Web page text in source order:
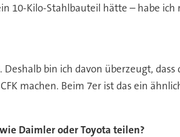
10-Kilo-Stahlbauteil hätte – habe
bin ich davon überzeugt, dass
machen. Beim 7er ist das ein
Daimler oder Toyota teilen?